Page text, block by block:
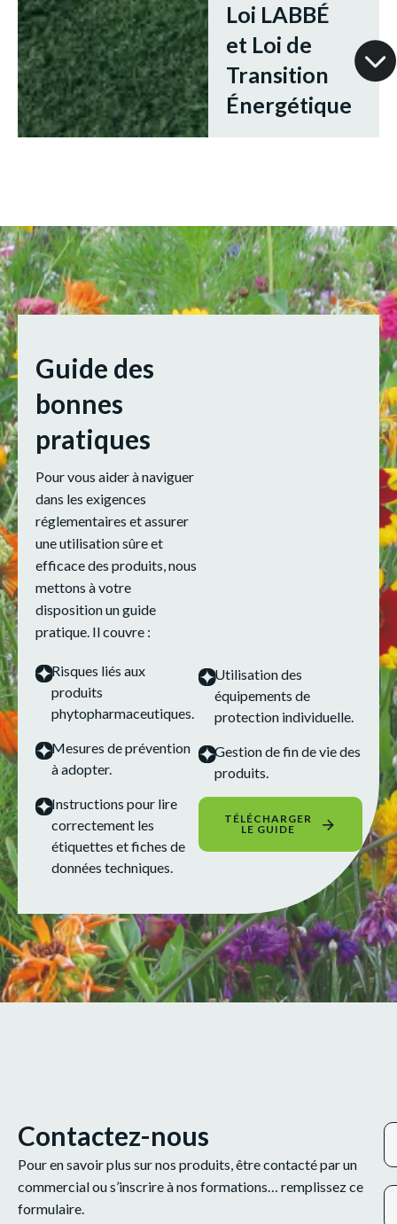
Loi LABBÉ
et Loi de
Transition
Énergétique
Guide des
bonnes
pratiques
Pour vous aider à naviguer
dans les exigences
réglementaires et assurer
une utilisation sûre et
efficace des produits, nous
mettons à votre
disposition un guide
pratique. Il couvre :
Risques liés aux
produits
phytopharmaceutiques.
Mesures de prévention
à adopter.
Instructions pour lire
correctement les
étiquettes et fiches de
données techniques.
TÉLÉCHARGER
LE GUIDE
Utilisation des
équipements de
protection individuelle.
Gestion de fin de vie des
produits.
Contactez-nous
Pour en savoir plus sur nos produits, être contacté par un
commercial ou s’inscrire à nos formations… remplissez ce
formulaire.